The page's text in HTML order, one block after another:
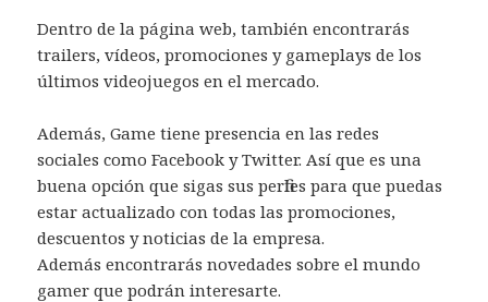
Dentro de la página web, también encontrarás
trailers, vídeos, promociones y gameplays de los
últimos videojuegos en el mercado.
Además, Game tiene presencia en las redes
sociales como Facebook y Twitter. Así que es una
buena opción que sigas sus perfiles para que puedas
estar actualizado con todas las promociones,
descuentos y noticias de la empresa.
Además encontrarás novedades sobre el mundo
gamer que podrán interesarte.